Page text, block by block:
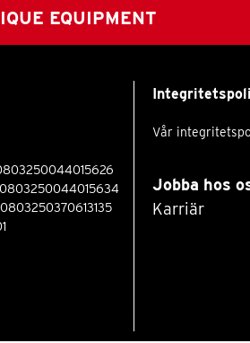
EQUIPMENT
Vår
Jobba hos
Karriär